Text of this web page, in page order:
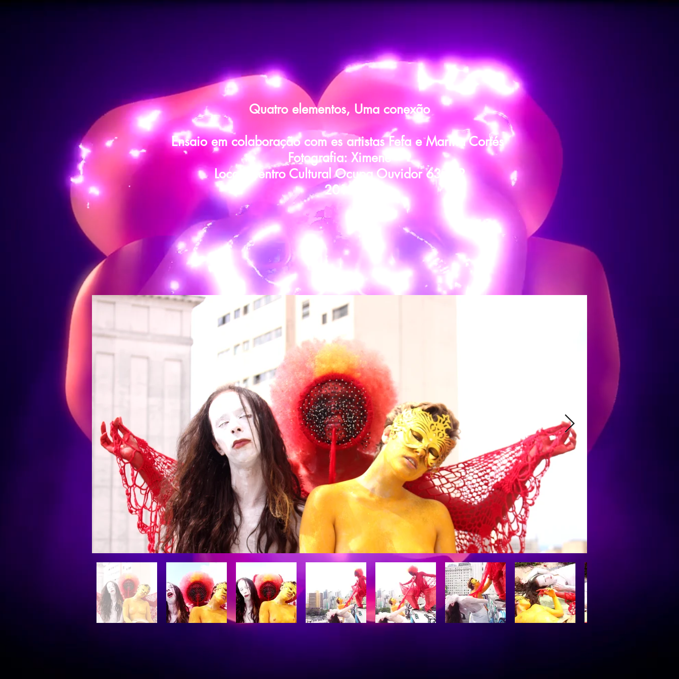
Quatro elementos, Uma conexão
Ensaio em colaboração com es artistas Fefa e Marina Cortés
Fotografia: Ximene
Local: Centro Cultural Ocupa Ouvidor 63 - SP
2019